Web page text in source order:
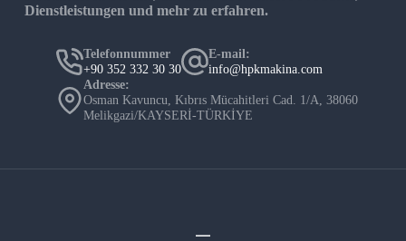
Dienstleistungen und mehr zu erfahren.
Telefonnummer
+90 352 332 30 30
E-mail:
info@hpkmakina.com
Adresse:
Osman Kavuncu, Kıbrıs Mücahitleri Cad. 1/A, 38060
Melikgazi/KAYSERİ-TÜRKİYE